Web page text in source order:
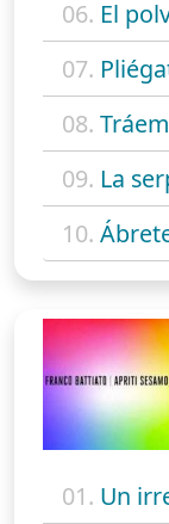
06. El
07.
08.
09. La
10.
01. Un